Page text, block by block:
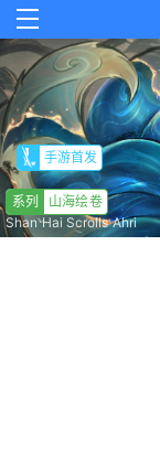
Shan Hai Scrolls Ahri
手游首发
系列 山海绘卷